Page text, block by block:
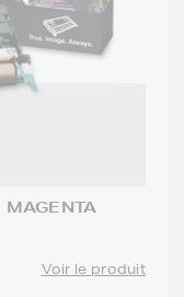
Voir le produit